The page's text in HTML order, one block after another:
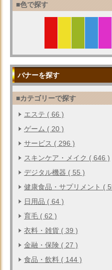
■色で探す
バナーを探す
■カテゴリーで探す
エステ ( 66 )
ゲーム ( 20 )
サービス ( 296 )
スキンケア・メイク ( 646 )
デジタル機器 ( 55 )
健康食品・サプリメント (
日用品 ( 64 )
育毛 ( 62 )
衣料・雑貨 ( 39 )
金融・保険 ( 27 )
食品・飲料 ( 144 )